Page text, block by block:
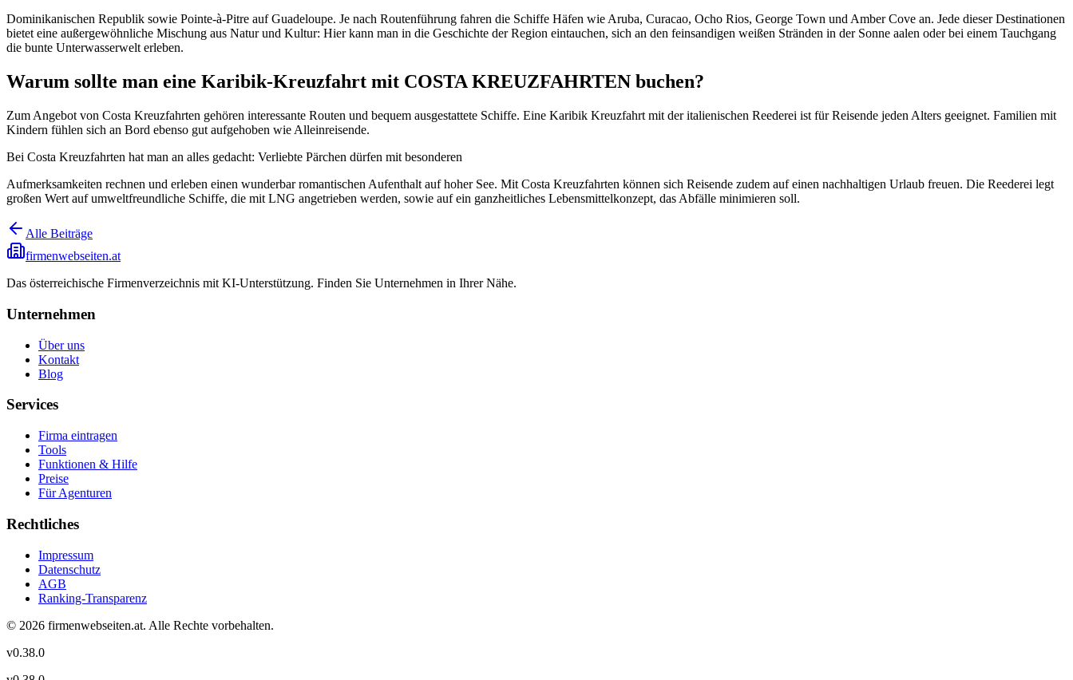
Dominikanischen Republik sowie Pointe-à-Pitre auf Guadeloupe. Je nach Routenführung fahren die Schiffe Häfen wie Aruba, Curacao, Ocho Rios, George Town und Amber Cove an. Jede dieser Destinationen
bietet eine außergewöhnliche Mischung aus Natur und Kultur: Hier kann man in die Geschichte der Region eintauchen, sich an den feinsandigen weißen Stränden in der Sonne aalen oder bei einem Tauchgang
die bunte Unterwasserwelt erleben.
Warum sollte man eine Karibik-Kreuzfahrt mit COSTA KREUZFAHRTEN buchen?
Zum Angebot von Costa Kreuzfahrten gehören interessante Routen und bequem ausgestattete Schiffe. Eine Karibik Kreuzfahrt mit der italienischen Reederei ist für Reisende jeden Alters geeignet. Familien mit
Kindern fühlen sich an Bord ebenso gut aufgehoben wie Alleinreisende.
Bei Costa Kreuzfahrten hat man an alles gedacht: Verliebte Pärchen dürfen mit besonderen
Aufmerksamkeiten rechnen und erleben einen wunderbar romantischen Aufenthalt auf hoher See. Mit Costa Kreuzfahrten können sich Reisende zudem auf einen nachhaltigen Urlaub freuen. Die Reederei legt
großen Wert auf umweltfreundliche Schiffe, die mit LNG angetrieben werden, sowie auf ein ganzheitliches Lebensmittelkonzept, das Abfälle minimieren soll.
Alle Beiträge
firmenwebseiten.at
Das österreichische Firmenverzeichnis mit KI-Unterstützung. Finden Sie Unternehmen in Ihrer Nähe.
Unternehmen
Über uns
Kontakt
Blog
Services
Firma eintragen
Tools
Funktionen & Hilfe
Preise
Für Agenturen
Rechtliches
Impressum
Datenschutz
AGB
Ranking-Transparenz
© 2026 firmenwebseiten.at. Alle Rechte vorbehalten.
v0.38.0